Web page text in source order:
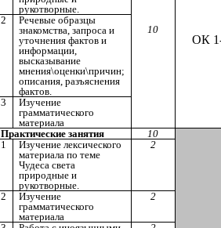
10
рукотворные.
ОК
2
Речевые образцы
знакомства, запроса и
уточнения фактов и
информации,
высказывание
мнения\оценки\причин;
описания, разъяснения
фактов.
3
Изучение
грамматического
материала
Практические занятия
10
1
Изучение лексического
материала по теме
Чудеса света
природные и
рукотворные.
2
2
Изучение
грамматического
материала
2